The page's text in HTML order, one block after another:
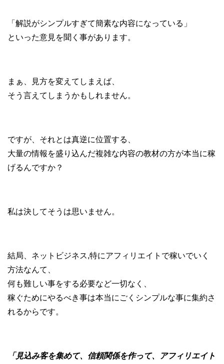
「解説がシンプルすぎて簡素な内容になっている」
といった意見を聞く事があります。
まぁ、見方を変えてしまえば、
そう言えてしまうかもしれません。
ですが、それとは真逆に位置する、
大量の情報を盛り込んだ複雑な内容の教材の方が本当に稼
げるんですか？
私は決してそうは思いません。
結局、ネットビジネス,特にアフィリエイトで稼いでいく
方法なんて、
何も難しい事をする必要など一切なく、
稼ぐためにやるべき事は本当にごくシンプルな事に集約さ
れるからです。
「見込み客を集めて、信頼関係を作って、アフィリエイト